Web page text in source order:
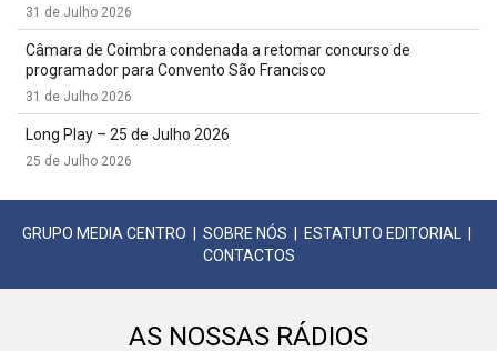
31 de Julho 2026
Câmara de Coimbra condenada a retomar concurso de
programador para Convento São Francisco
31 de Julho 2026
Long Play – 25 de Julho 2026
25 de Julho 2026
GRUPO MEDIA CENTRO SOBRE NÓS ESTATUTO EDITORIAL
CONTACTOS
AS NOSSAS RÁDIOS